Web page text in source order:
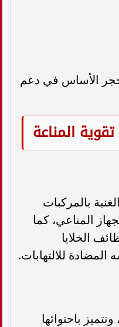
حجر الأساس في دعم
المناعة
بالمركبات
المناعي، كما
الخلايا
للالتهابات.
باحتوائها